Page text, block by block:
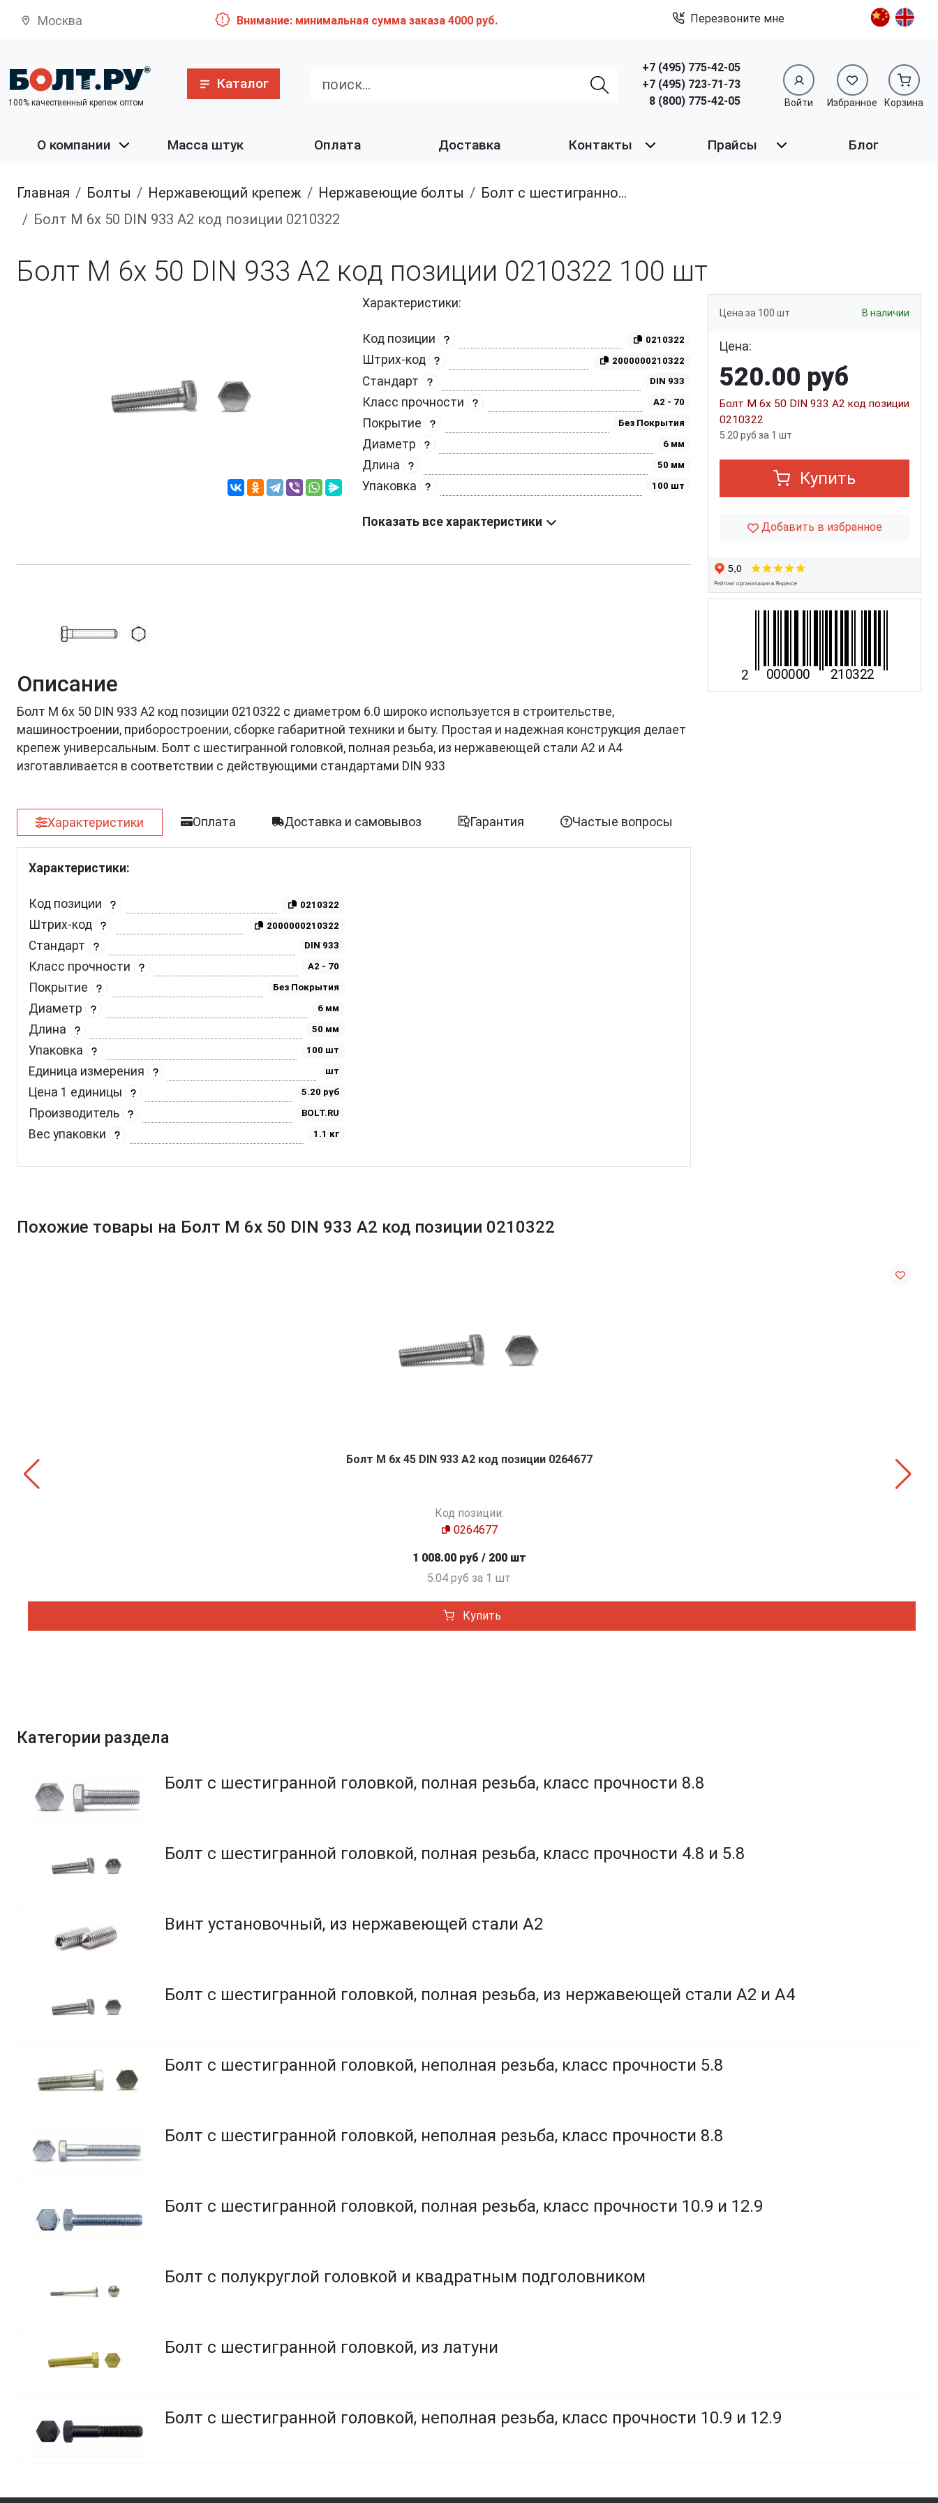
Москва Внимание: минимальная сумма заказа 4000 руб. Перезвоните мне
100% качественный крепеж оптом
Каталог
+7 (495) 775-42-05
+7 (495) 723-71-73
8 (800) 775-42-05
Войти Избранное Корзина
О компании Масса штук Оплата Доставка Контакты Прайсы Блог
Главная болты нержавеющий крепеж нержавеющие болты
Болт с шестигранной головкой, полная резьба, из нержавеющей стали A2 и A4
Болт М 6х 50 DIN 933 A2 код позиции 0210322
Болт М 6х 50 DIN 933 A2 код позиции 0210322 100 шт
Характеристики:
Код позиции 0210322
Штрих-код 2000000210322
Стандарт DIN 933
Класс прочности A2 - 70
Покрытие Без Покрытия
Диаметр 6 мм
Длина 50 мм
Упаковка 100 шт
Показать все характеристики
Описание
Болт М 6х 50 DIN 933 A2 код позиции 0210322 с диаметром 6.0 широко используется в строительстве,
машиностроении, приборостроении, сборке габаритной техники и быту. Простая и надежная конструкция делает
крепеж универсальным. Болт с шестигранной головкой, полная резьба, из нержавеющей стали A2 и A4
изготавливается в соответствии с действующими стандартами DIN 933
Характеристики Оплата Доставка и самовывоз Гарантия Частые вопросы
Характеристики:
Код позиции 0210322
Штрих-код 2000000210322
Стандарт DIN 933
Класс прочности A2 - 70
Покрытие Без Покрытия
Диаметр 6 мм
Длина 50 мм
Упаковка 100 шт
Единица измерения шт
Цена 1 единицы 5.20 руб
Производитель BOLT.RU
Вес упаковки 1.1 кг
Цена за 100 шт В наличии
Цена:
520.00 руб
Болт М 6х 50 DIN 933 A2 код позиции
0210322
5.20 руб за 1 шт
Купить
Добавить в избранное
Похожие товары на Болт М 6х 50 DIN 933 A2 код позиции 0210322
Болт М 6х 45 DIN 933 A2 код позиции 0264677
Код позиции:
0264677
1 008.00 руб / 200 шт
5.04 руб за 1 шт
Купить
Категории раздела
Болт с шестигранной головкой, полная резьба, класс прочности 8.8
Болт с шестигранной головкой, полная резьба, класс прочности 4.8 и 5.8
Винт установочный, из нержавеющей стали A2
Болт с шестигранной головкой, полная резьба, из нержавеющей стали A2 и A4
Болт с шестигранной головкой, неполная резьба, класс прочности 5.8
Болт с шестигранной головкой, неполная резьба, класс прочности 8.8
Болт с шестигранной головкой, полная резьба, класс прочности 10.9 и 12.9
Болт с полукруглой головкой и квадратным подголовником
Болт с шестигранной головкой, из латуни
Болт с шестигранной головкой, неполная резьба, класс прочности 10.9 и 12.9